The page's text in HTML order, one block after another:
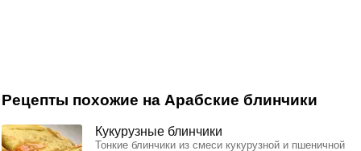
Рецепты похожие на Арабские блинчики
Кукурузные блинчики
Тонкие блинчики из смеси кукурузной и пшеничной